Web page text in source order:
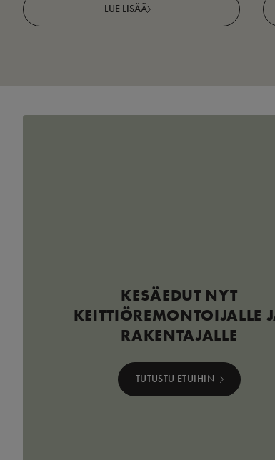
LUE LISÄÄ
KESÄEDUT NYT
KEITTIÖREMONTOIJALLE
RAKENTAJALLE
TUTUSTU ETUIHIN